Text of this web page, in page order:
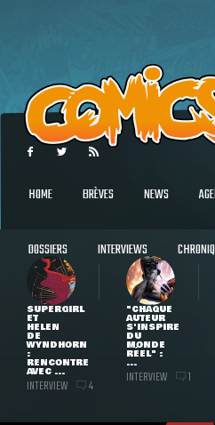
HOME BRÈVES NEWS
DOSSIERS INTERVIEWS
SUPERGIRL
ET
HELEN
DE
WYNDHORN
:
RENCONTRE
AVEC ...
INTERVIEW 4
"CHAQUE
AUTEUR
S'INSPIRE
DU
MONDE
RÉEL" :
...
INTERVIEW 1